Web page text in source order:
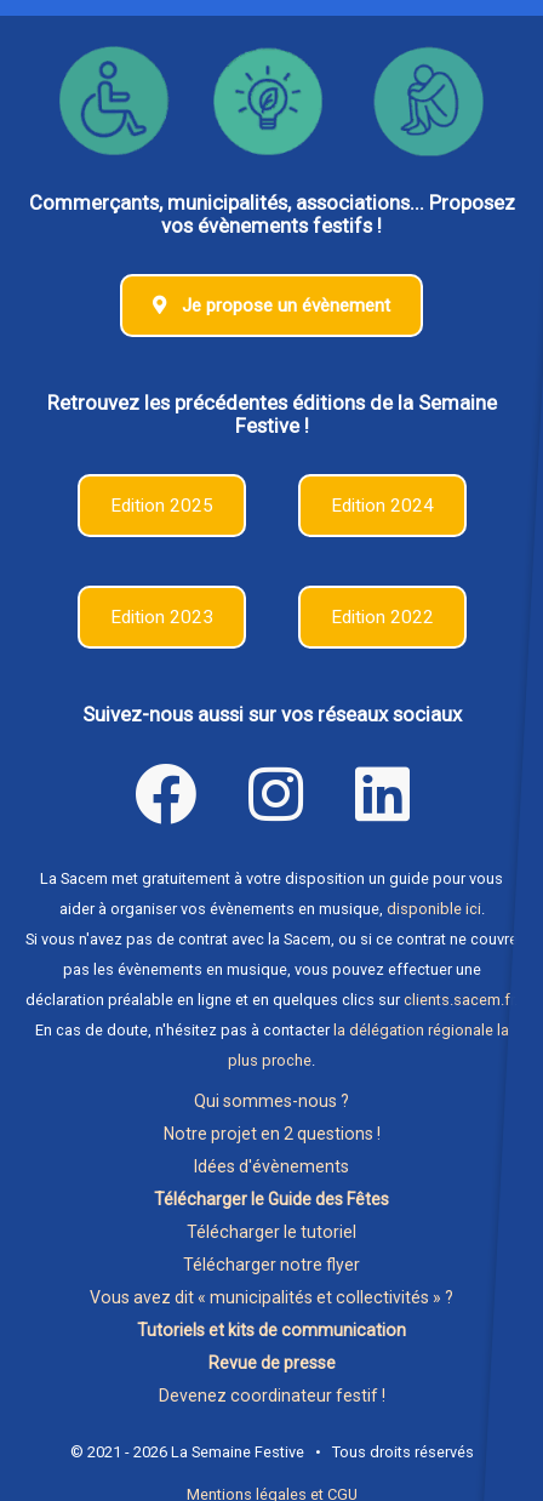
Commerçants, municipalités, associations... Proposez
vos évènements festifs !
Je propose un évènement
Retrouvez les précédentes éditions de la Semaine
Festive !
Edition 2025 Edition 2024
Edition 2023 Edition 2022
Suivez-nous aussi sur vos réseaux sociaux
La Sacem met gratuitement à votre disposition un guide pour vous
aider à organiser vos évènements en musique, disponible ici.
Si vous n'avez pas de contrat avec la Sacem, ou si ce contrat ne couvre
pas les évènements en musique, vous pouvez effectuer une
déclaration préalable en ligne et en quelques clics surclients.sacem.fr
En cas de doute, n'hésitez pas à contacter la délégation régionale la
plus proche.
Qui sommes-nous ?
Notre projet en 2 questions !
Idées d'évènements
Télécharger le Guide des Fêtes
Télécharger le tutoriel
Télécharger notre flyer
Vous avez dit « municipalités et collectivités » ?
Tutoriels et kits de communication
Revue de presse
Devenez coordinateur festif !
© 2021 - 2026 La Semaine Festive • Tous droits réservés
Mentions légales et CGU